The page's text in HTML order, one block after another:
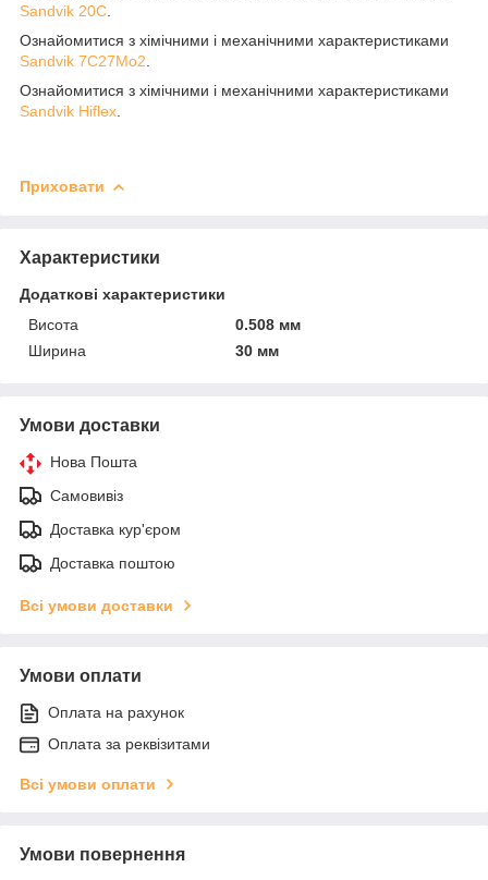
Sandvik 20C
Ознайомитися з хімічними і механічними характеристиками
Sandvik 7C27Mo2
Ознайомитися з хімічними і механічними характеристиками
Sandvik Hiflex
Приховати
Характеристики
Додаткові характеристики
Висота
0.508 мм
Ширина
30 мм
Умови доставки
Нова Пошта
Самовивіз
Доставка кур'єром
Доставка поштою
Всі умови доставки
Умови оплати
Оплата на рахунок
Оплата за реквізитами
Всі умови оплати
Умови повернення